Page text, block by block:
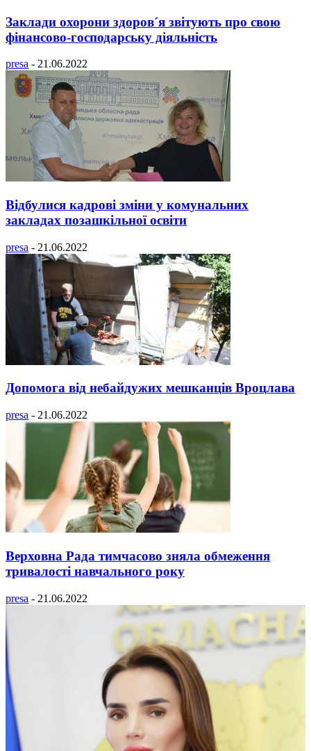
Заклади охорони здоров´я звітують про свою
фінансово-господарську діяльність
presa - 21.06.2022
Відбулися кадрові зміни у комунальних
закладах позашкільної освіти
presa - 21.06.2022
Допомога від небайдужих мешканців Вроцлава
presa - 21.06.2022
Верховна Рада тимчасово зняла обмеження
тривалості навчального року
presa - 21.06.2022